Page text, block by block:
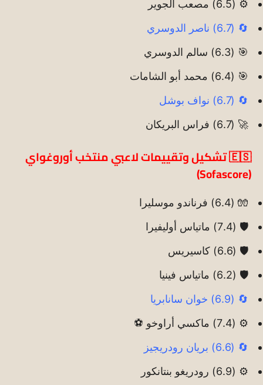
⚙️ (6.5) مصعب الجوير
🔄 (6.7) ناصر الدوسري
🎯 (6.3) سالم الدوسري
🎯 (6.4) محمد أبو الشامات
🔄 (6.7) نواف بوشل
🚀 (6.7) فراس البريكان
🇪🇸 تشكيل وتقييمات لاعبي منتخب أوروغواي
(Sofascore)
🧤 (6.4) فرناندو موسليرا
🛡️ (7.4) ماتياس أوليفيرا
🛡️ (6.6) كاسيريس
🛡️ (6.2) ماتياس فينيا
🔄 (6.9) خوان سانابريا
⚙️ (7.4) ماكسي أراوخو ⚽
🔄 (6.6) بريان رودريجيز
⚙️ (6.9) رودريغو بنتانكور